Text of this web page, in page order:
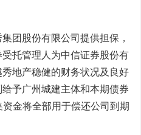
股份有限公司提供担保，
托管理人为中信证券 股份有
地产稳健的财务状况及良好
予广州城建主体和本期债券
金将全部用于偿还公司到期